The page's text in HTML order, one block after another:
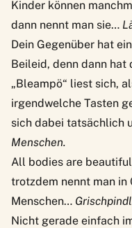
Kinder können
dann nennt man sie…
Dein Gegenüber hat
Beileid, denn dann hat
„Bleampö“ liest sich,
irgendwelche Tasten
sich dabei tatsächlich
Menschen.
All bodies are
trotzdem nennt man in
Menschen…
Nicht gerade einfach